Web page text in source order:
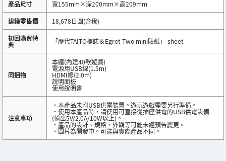
產品尺寸
寬155mm×深200mm×高209mm
建議零售價
18,678日圓(含稅)
初回購買特
典 「歷代TAITO標誌＆Egret Two mini貼紙」 sheet
同捆物
本體(內建40款遊戲)
電源用USB線(1.5m)
HDMI線(2.0m)
說明面板
使用說明書
注意事項
・本產品未附USB供電裝置。遊玩遊戲需要另行準備。
・使用本產品時，請使用可直接從插座供電的USB供電設備
(輸出5V/2.0A/10W以上)。
・產品的設計、規格、外觀等可能未經預告變更。
・圖片為開發中。可能與實際產品不同。